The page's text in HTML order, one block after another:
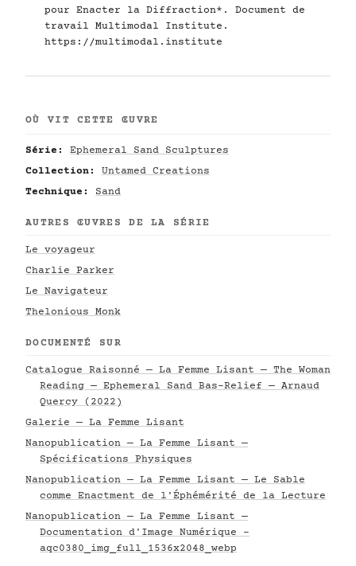
pour Enacter la Diffraction*. Document de
travail Multimodal Institute.
https://multimodal.institute
OÙ VIT CETTE ŒUVRE
Série:
Ephemeral Sand Sculptures
Collection:
Untamed Creations
Technique:
Sand
AUTRES ŒUVRES DE LA SÉRIE
Le voyageur
Charlie Parker
Le Navigateur
Thelonious Monk
DOCUMENTÉ SUR
Catalogue Raisonné — La Femme Lisant — The Woman
Reading — Ephemeral Sand Bas-Relief — Arnaud
Quercy (2022)
Galerie — La Femme Lisant
Nanopublication — La Femme Lisant —
Spécifications Physiques
Nanopublication — La Femme Lisant — Le Sable
comme Enactment de l'Éphémérité de la Lecture
Nanopublication — La Femme Lisant —
Documentation d'Image Numérique -
aqc0380_img_full_1536x2048_webp